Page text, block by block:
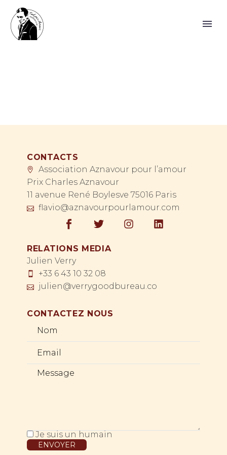
CONTACTS
Association Aznavour pour l’amour
Prix Charles Aznavour
11 avenue René Boylesve 75016 Paris
flavio@aznavourpourlamour.com
RELATIONS MEDIA
Julien Verry
+33 6 43 10 32 08
julien@verrygoodbureau.co
CONTACTEZ NOUS
Je suis un humain